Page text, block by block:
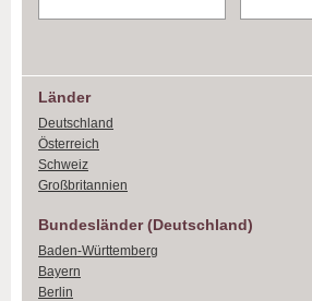
Länder
Deutschland
Österreich
Schweiz
Großbritannien
Bundesländer (Deutschland)
Baden-Württemberg
Bayern
Berlin